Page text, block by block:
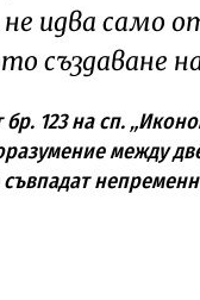
идва само
създаване
бр. 123 на сп.
между